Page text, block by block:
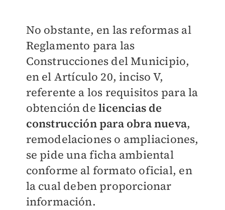
No obstante, en las reformas al
Reglamento para las
Construcciones del Municipio,
en el Artículo 20, inciso V,
referente a los requisitos para la
obtención delicencias de
construcción para obra nueva,
remodelaciones o ampliaciones,
se pide una ficha ambiental
conforme al formato oficial, en
la cual deben proporcionar
información.